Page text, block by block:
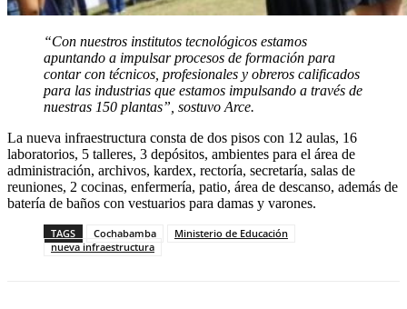
“Con nuestros institutos tecnológicos estamos
apuntando a impulsar procesos de formación para
contar con técnicos, profesionales y obreros calificados
para las industrias que estamos impulsando a través de
nuestras 150 plantas”, sostuvo Arce.
La nueva infraestructura consta de dos pisos con 12 aulas, 16
laboratorios, 5 talleres, 3 depósitos, ambientes para el área de
administración, archivos, kardex, rectoría, secretaría, salas de
reuniones, 2 cocinas, enfermería, patio, área de descanso, además de
batería de baños con vestuarios para damas y varones.
TAGS Cochabamba
Ministerio de Educación
nueva infraestructura